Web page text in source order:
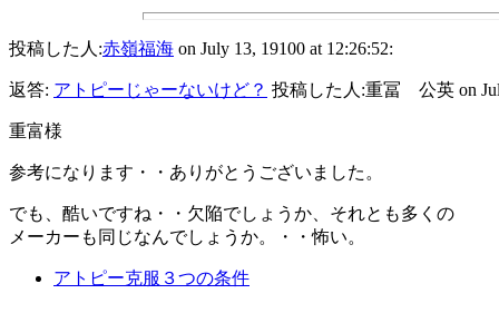
投稿した人:赤嶺福海 on July 13, 19100 at 12:26:52:
返答: アトピーじゃーないけど？ 投稿した人:重冨 公英 on
重富様
参考になります・・ありがとうございました。
でも、酷いですね・・欠陥でしょうか、それとも多くの
メーカーも同じなんでしょうか。・・怖い。
アトピー克服３つの条件